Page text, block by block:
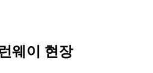
웨이 현장